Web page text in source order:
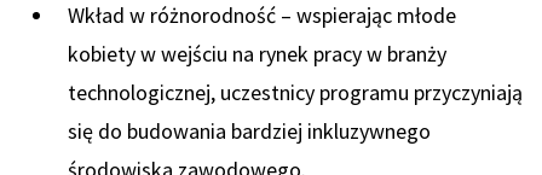
Wkład w różnorodność – wspierając młode
kobiety w wejściu na rynek pracy w branży
technologicznej, uczestnicy programu przyczyniają
się do budowania bardziej inkluzywnego